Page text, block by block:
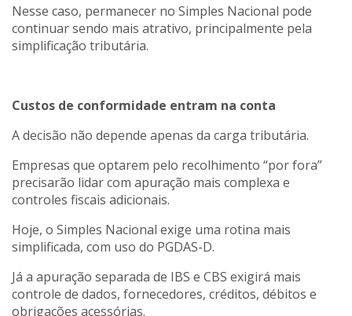
Nesse caso, permanecer no Simples Nacional pode
continuar sendo mais atrativo, principalmente pela
simplificação tributária.
Custos de conformidade entram na conta
A decisão não depende apenas da carga tributária.
Empresas que optarem pelo recolhimento “por fora”
precisarão lidar com apuração mais complexa e
controles fiscais adicionais.
Hoje, o Simples Nacional exige uma rotina mais
simplificada, com uso do PGDAS-D.
Já a apuração separada de IBS e CBS exigirá mais
controle de dados, fornecedores, créditos, débitos e
obrigações acessórias.